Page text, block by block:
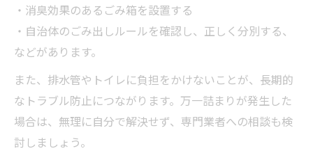
・消臭効果のあるごみ箱を設置する
・自治体のごみ出しルールを確認し、正しく分別する、
などがあります。
また、排水管やトイレに負担をかけないことが、長期的
なトラブル防止につながります。万一詰まりが発生した
場合は、無理に自分で解決せず、専門業者への相談も検
討しましょう。